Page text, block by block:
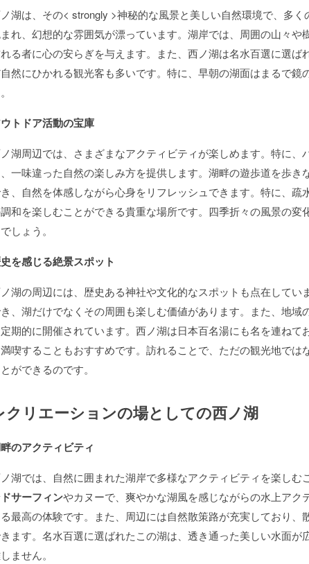
湖は、その< strongly >神秘的な風景と美しい自然環境で、多
れ、幻想的な雰囲気が漂っています。湖岸では、周囲の山々や
る者に心の安らぎを与えます。また、西ノ湖は名水百選に選ば
然にひかれる観光客も多いです。特に、早朝の湖面はまるで鏡
トドア活動の宝庫
湖周辺では、さまざまなアクティビティが楽しめます。特に、
一味違った自然の楽しみ方を提供します。湖畔の遊歩道を歩き
、自然を体感しながら心身をリフレッシュできます。特に、疏
和を楽しむことができる貴重な場所です。四季折々の風景の変
しょう。
を感じる絶景スポット
湖の周辺には、歴史ある神社や文化的なスポットも点在してい
、湖だけでなくその周囲も楽しむ価値があります。また、地域
期的に開催されています。西ノ湖は日本百名湯にも名を連ねて
喫することもおすすめです。訪れることで、ただの観光地では
ができるのです。
クリエーションの場としての西ノ湖
のアクティビティ
湖では、自然に囲まれた湖岸で多様なアクティビティを楽しむ
サーフィンやカヌーで、爽やかな湖風を感じながらの水上ア
最高の体験です。また、周辺には自然散策路が充実しており
ます。名水百選に選ばれたこの湖は、透き通った美しい水面
ません。